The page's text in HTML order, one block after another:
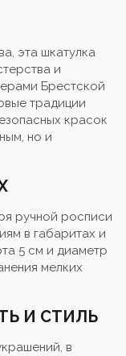
эта шкатулка
и
Брестской
традиции
красок
но и
ручной росписи
в габаритах и
5 см и диаметр
мелких
И СТИЛЬ
в